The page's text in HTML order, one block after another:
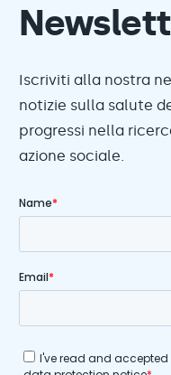
Iscriviti alla nostra
notizie sulla salute
progressi nella
azione sociale.